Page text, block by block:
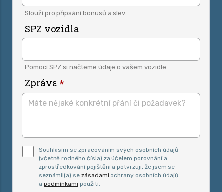
Slouží pro připsání bonusů a slev.
SPZ vozidla
Pomocí SPZ si načteme údaje o vašem vozidle.
Zpráva
Pro odeslání musite odsouhlasit naše
podmínky.
Souhlasím se zpracováním svých osobních údajů
(včetně rodného čísla) za účelem porovnání a
zprostředkování pojištění a potvrzuji, že jsem se
seznámil(a) se zásadami ochrany osobních údajů
a podmínkami použití.